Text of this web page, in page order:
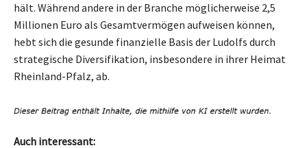
hält. Während andere in der Branche möglicherweise 2,5
Millionen Euro als Gesamtvermögen aufweisen können,
hebt sich die gesunde finanzielle Basis der Ludolfs durch
strategische Diversifikation, insbesondere in ihrer Heimat
Rheinland-Pfalz, ab.
Auch interessant: